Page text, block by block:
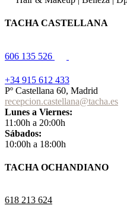
TACHA CASTELLANA
606 135 526
+34 915 612 433
Pº Castellana 60, Madrid
recepcion.castellana@tacha.es
Lunes a Viernes:
11:00h a 20:00h
Sábados:
10:00h a 18:00h
TACHA OCHANDIANO
618 213 624